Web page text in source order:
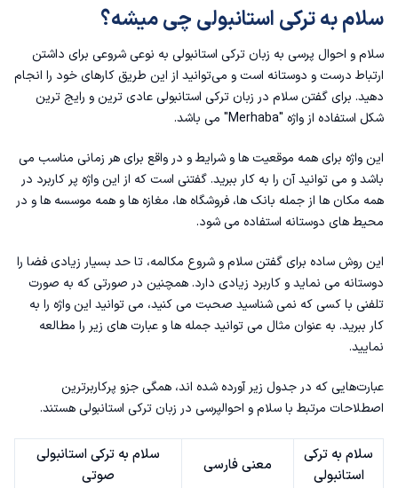
سلام به ترکی استانبولی چی میشه؟
سلام و احوال پرسی به زبان ترکی استانبولی به نوعی شروعی برای داشتن
ارتباط درست و دوستانه است و می‌توانید از این طریق کارهای خود را انجام
دهید. برای گفتن سلام‌ در زبان ترکی استانبولی عادی ترین و رایج ترین
شکل استفاده از واژه "Merhaba" می باشد.
این واژه برای همه موقعیت ها و شرایط و در واقع برای هر زمانی مناسب می
باشد و می توانید آن را به کار ببرید. گفتنی است که از این واژه پر کاربرد در
همه مکان ها از جمله بانک ها، فروشگاه ها، مغازه ها و همه موسسه ها و در
محیط های دوستانه استفاده می شود.
این روش ساده برای گفتن سلام و شروع مکالمه، تا حد بسیار زیادی فضا را
دوستانه می نماید و کاربرد زیادی دارد. همچنین در صورتی که به صورت
تلفنی با کسی که نمی شناسید صحبت می کنید، می توانید این واژه را به
کار ببرید. به عنوان مثال می توانید جمله ها و عبارت های زیر را مطالعه
نمایید.
عبارت‌هایی که در جدول زیر آورده شده اند، همگی جزو پرکاربرترین
اصطلاحات مرتبط با سلام و احوالپرسی در زبان ترکی استانبولی هستند.
سلام به ترکی
استانبولی
معنی فارسی
سلام به ترکی استانبولی
صوتی